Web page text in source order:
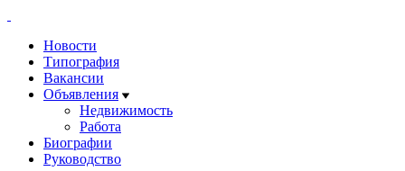
Новости
Типография
Вакансии
Объявления
Недвижимость
Работа
Биографии
Руководство